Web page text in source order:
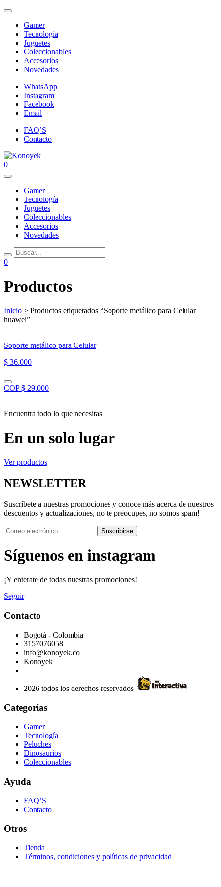
Gamer
Tecnología
Juguetes
Coleccionables
Accesorios
Novedades
WhatsApp
Instagram
Facebook
Email
FAQ’S
Contacto
0
Gamer
Tecnología
Juguetes
Coleccionables
Accesorios
Novedades
0
Productos
Inicio > Productos etiquetados “Soporte metálico para Celular
huawei”
Soporte metálico para Celular
$ 36.000
COP $ 29.000
Encuentra todo lo que necesitas
En un solo lugar
Ver productos
NEWSLETTER
Suscríbete a nuestras promociones y conoce más acerca de nuestros
descuentos y actualizaciones, no te preocupes, no somos spam!
Suscribirse
Síguenos en instagram
¡Y enterate de todas nuestras promociones!
Seguir
Contacto
Bogotá - Colombia
3157076058
info@konoyek.co
Konoyek
2026 todos los derechos reservados
Categorías
Gamer
Tecnología
Peluches
Dinosaurios
Coleccionables
Ayuda
FAQ’S
Contacto
Otros
Tienda
Términos, condiciones y políticas de privacidad